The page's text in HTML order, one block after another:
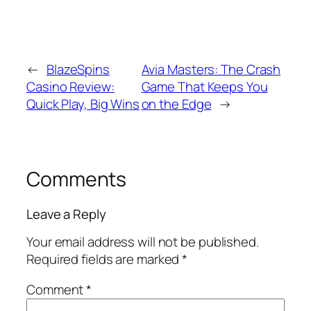
← BlazeSpins
Casino Review:
Quick Play, Big Wins
Avia Masters: The Crash
Game That Keeps You
on the Edge →
Comments
Leave a Reply
Your email address will not be published.
Required fields are marked*
Comment*